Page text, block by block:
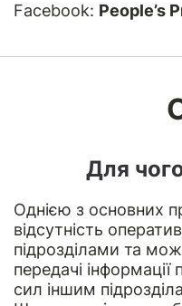
Facebook: People’s
Для
Однією з основних
відсутність
підрозділами та
передачі
сил іншим